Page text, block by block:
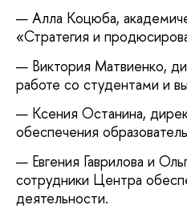
Алла Коцюба,
«Стратегия и
Виктория Матвиенко,
работе со студентами и
Ксения Останина,
обеспечения
Евгения Гаврилова и
сотрудники Центра
деятельности.